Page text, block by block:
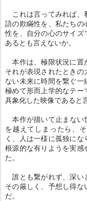
これは言ってみれば、
語の欺瞞性を、私たち
性を、自分の心のサイ
あるとも言えないか。
本作は、極限状況に置
それが表現されたとき
ない未来に時間を繋ぐ一
極めて形而上学的なテ
具象化した映像であると
本作が描いて止まな
を越えてしまったら、
く、人は一様に孤独に
根源的な有りようを実
た。
誰とも繋がれず、深い
その厳しく、予想し得
だ。